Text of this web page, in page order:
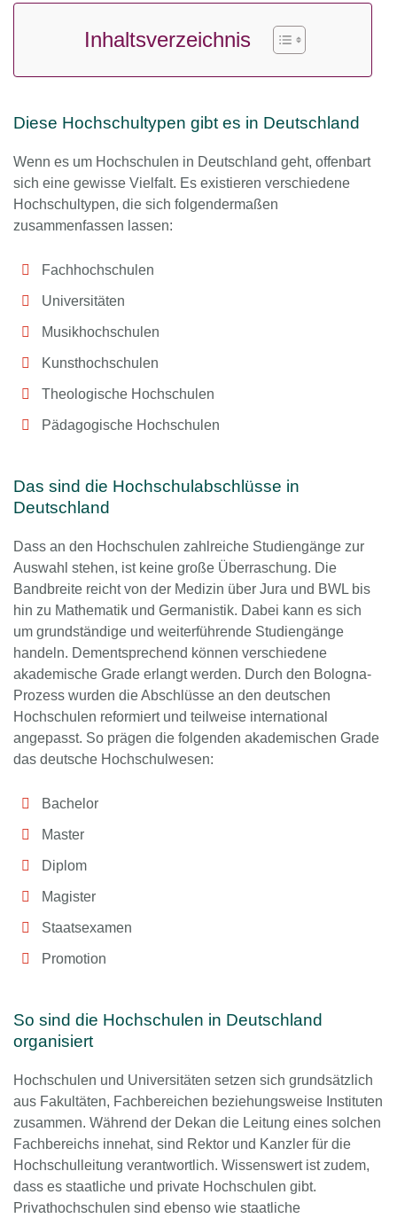
Inhaltsverzeichnis
Diese Hochschultypen gibt es in Deutschland
Wenn es um Hochschulen in Deutschland geht, offenbart
sich eine gewisse Vielfalt. Es existieren verschiedene
Hochschultypen, die sich folgendermaßen
zusammenfassen lassen:
Fachhochschulen
Universitäten
Musikhochschulen
Kunsthochschulen
Theologische Hochschulen
Pädagogische Hochschulen
Das sind die Hochschulabschlüsse in
Deutschland
Dass an den Hochschulen zahlreiche Studiengänge zur
Auswahl stehen, ist keine große Überraschung. Die
Bandbreite reicht von der Medizin über Jura und BWL bis
hin zu Mathematik und Germanistik. Dabei kann es sich
um grundständige und weiterführende Studiengänge
handeln. Dementsprechend können verschiedene
akademische Grade erlangt werden. Durch den Bologna-
Prozess wurden die Abschlüsse an den deutschen
Hochschulen reformiert und teilweise international
angepasst. So prägen die folgenden akademischen Grade
das deutsche Hochschulwesen:
Bachelor
Master
Diplom
Magister
Staatsexamen
Promotion
So sind die Hochschulen in Deutschland
organisiert
Hochschulen und Universitäten setzen sich grundsätzlich
aus Fakultäten, Fachbereichen beziehungsweise Instituten
zusammen. Während der Dekan die Leitung eines solchen
Fachbereichs innehat, sind Rektor und Kanzler für die
Hochschulleitung verantwortlich. Wissenswert ist zudem,
dass es staatliche und private Hochschulen gibt.
Privathochschulen sind ebenso wie staatliche